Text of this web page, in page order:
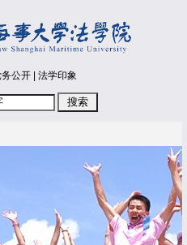
公开 法学印象